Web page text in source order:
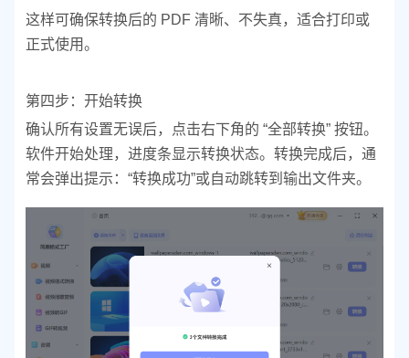
这样可确保转换后的 PDF 清晰、不失真，适合打印或
正式使用。
第四步：开始转换
确认所有设置无误后，点击右下角的 “全部转换” 按钮。
软件开始处理，进度条显示转换状态。 转换完成后，通
常会弹出提示：“转换成功”或自动跳转到输出文件夹。